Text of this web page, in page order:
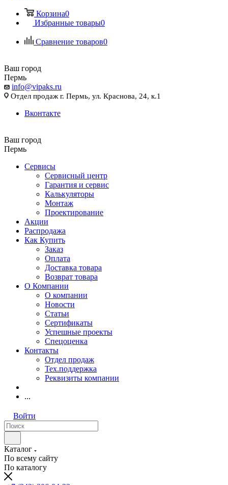
Корзина0
Избранные товары0
Сравнение товаров0
Ваш город
Пермь
info@vipaks.ru
Отдел продаж г. Пермь, ул. Краснова, 24, к.1
Вконтакте
Ваш город
Пермь
Сервисы
Сервисный центр
Гарантия и сервис
Калькуляторы
Монтаж
Проектирование
Акции
Распродажа
Как Купить
Заказ
Оплата
Доставка товара
Возврат товара
О Компании
О компании
Новости
Статьи
Сертификаты
Успешные проекты
Спецоценка
Контакты
Отдел продаж
Тех.поддержка
Реквизиты компании
...
Войти
Каталог
По всему сайту
По каталогу